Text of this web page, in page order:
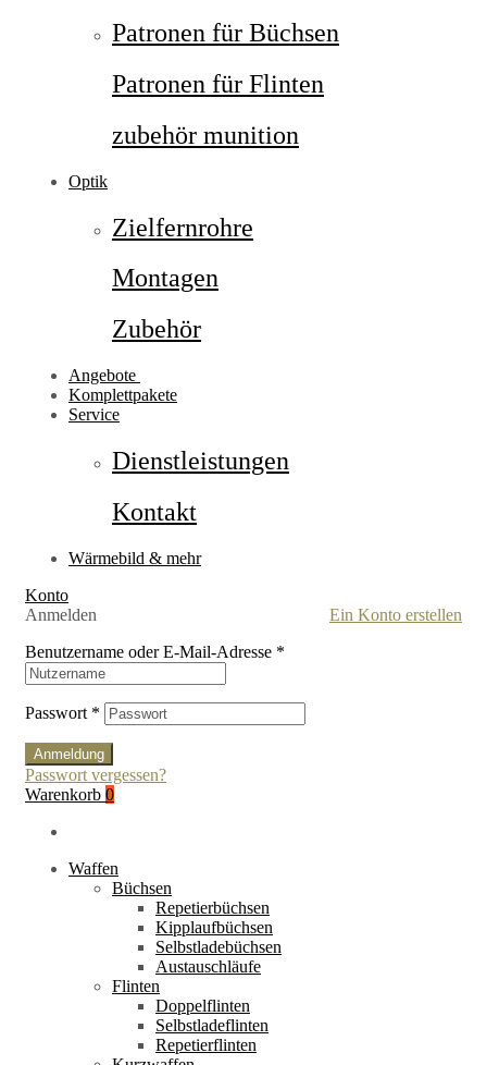
Patronen für Büchsen
Patronen für Flinten
zubehör munition
Optik
Zielfernrohre
Montagen
Zubehör
Angebote
Komplettpakete
Service
Dienstleistungen
Kontakt
Wärmebild & mehr
Konto
Anmelden
Ein Konto erstellen
Benutzername oder E-Mail-Adresse *
Passwort *
Anmeldung
Passwort vergessen?
Warenkorb 0
Waffen
Büchsen
Repetierbüchsen
Kipplaufbüchsen
Selbstladebüchsen
Austauschläufe
Flinten
Doppelflinten
Selbstladeflinten
Repetierflinten